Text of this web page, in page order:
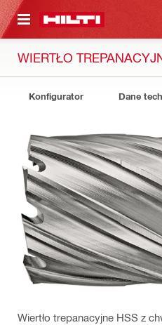
GŁÓWNEJ
WIERTŁO
Konfigurator Dane
Wiertło trepanacyjne HSS z